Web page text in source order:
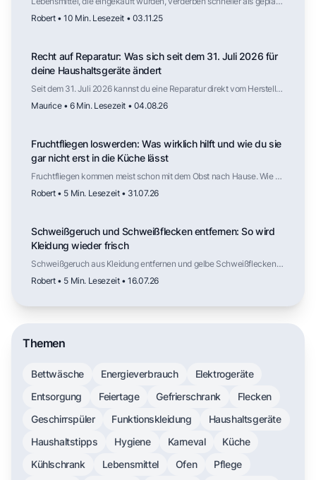
Kühlschranktechnologie funktioniert.
Robert • 10 Min. Lesezeit • 03.11.25
Recht auf Reparatur: Was sich seit dem 31. Juli 2026 für
deine Haushaltsgeräte ändert
Seit dem 31. Juli 2026 kannst du eine Reparatur direkt vom Hersteller
Haushaltsgeräte das gilt, wie lange Ersatzteile verfügbar sein
Maurice • 6 Min. Lesezeit • 04.08.26
Fruchtfliegen loswerden: Was wirklich hilft und wie du sie
gar nicht erst in die Küche lässt
Fruchtfliegen kommen meist schon mit dem Obst nach Hause. Wie du
warum Kälte die Vermehrung ausbremst und an welchen Stellen in
Robert • 5 Min. Lesezeit • 31.07.26
Schweißgeruch und Schweißflecken entfernen: So wird
Kleidung wieder frisch
Schweißgeruch aus Kleidung entfernen und gelbe Schweißflecken
dem richtigen Waschprogramm dauerhaft frische Kleidung erreichen.
Robert • 5 Min. Lesezeit • 16.07.26
Themen
Bettwäsche Energieverbrauch
Elektrogeräte
Entsorgung
Feiertage Gefrierschrank
Flecken
Geschirrspüler
Funktionskleidung
Haushaltsgeräte
Haushaltstipps
Hygiene Karneval
Küche
Kühlschrank
Lebensmittel Ofen
Pflege